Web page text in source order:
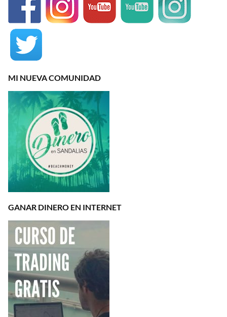
MI NUEVA COMUNIDAD
GANAR DINERO EN INTERNET